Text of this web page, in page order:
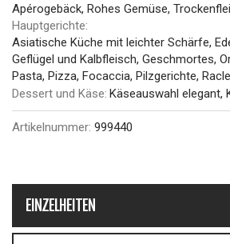
Apérogebäck, Rohes Gemüse,
Hauptgerichte:
Asiatische Küche mit leichter Schärfe,
Geflügel und Kalbfleisch, Geschmortes,
Pasta, Pizza, Focaccia, Pilzgerichte,
Dessert und Käse: Käseauswahl elegant,
Artikelnummer: 999440
EINZELHEITEN